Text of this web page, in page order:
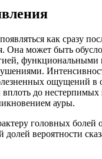
как сразу
Она может быть
функциональными
ощущений в
до нестерпимых
ауры.
головных болей
долей вероятности